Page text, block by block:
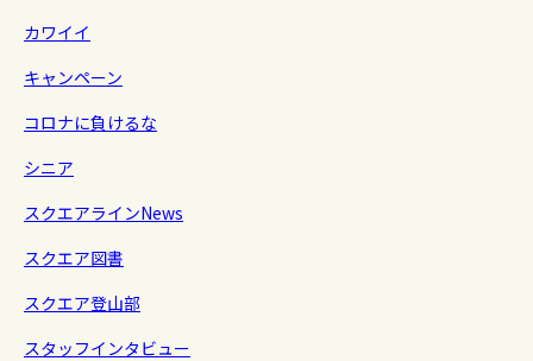
カワイイ
キャンペーン
コロナに負けるな
シニア
スクエアラインNews
スクエア図書
スクエア登山部
スタッフインタビュー